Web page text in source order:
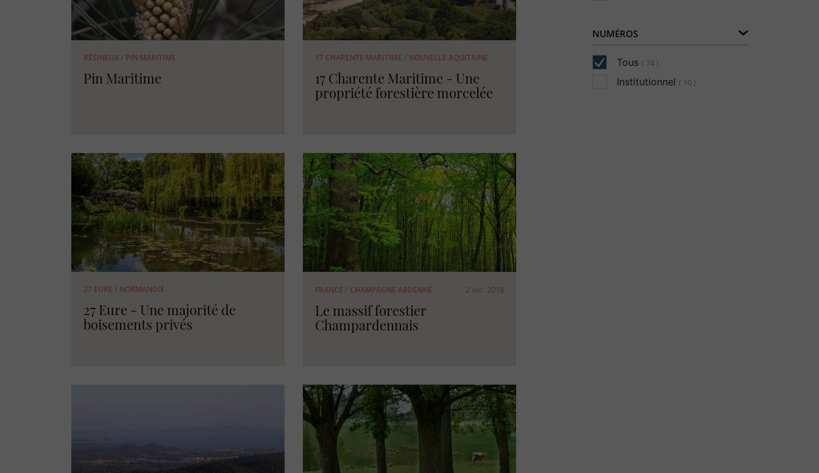
RÉSINEUX/ PIN MARITIME
Pin Maritime
17 CHARENTE MARITIME / NOUVELLE AQUITAINE
17 Charente Maritime - Une
propriété forestière morcelée
27 EURE / NORMANDIE
27 Eure - Une majorité de
boisements privés
FRANCE / CHAMPAGNE ARDENNE 2 avr. 2018
Le massif forestier
Champardennais
NUMÉROS
Tous ( 74 )
Institutionnel ( 10 )